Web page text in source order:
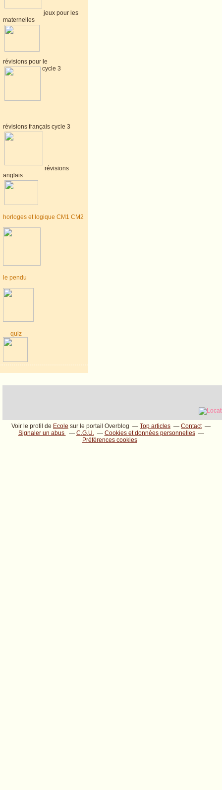
jeux pour les
maternelles
révisions pour le
cycle 3
révisions français cycle 3
révisions
anglais
horloges et logique CM1 CM2
le pendu
quiz
Voir le profil de Ecole sur le portail Overblog Top articles
Contact
Signaler un abus
C.G.U.
Cookies et données personnelles
Préférences cookies